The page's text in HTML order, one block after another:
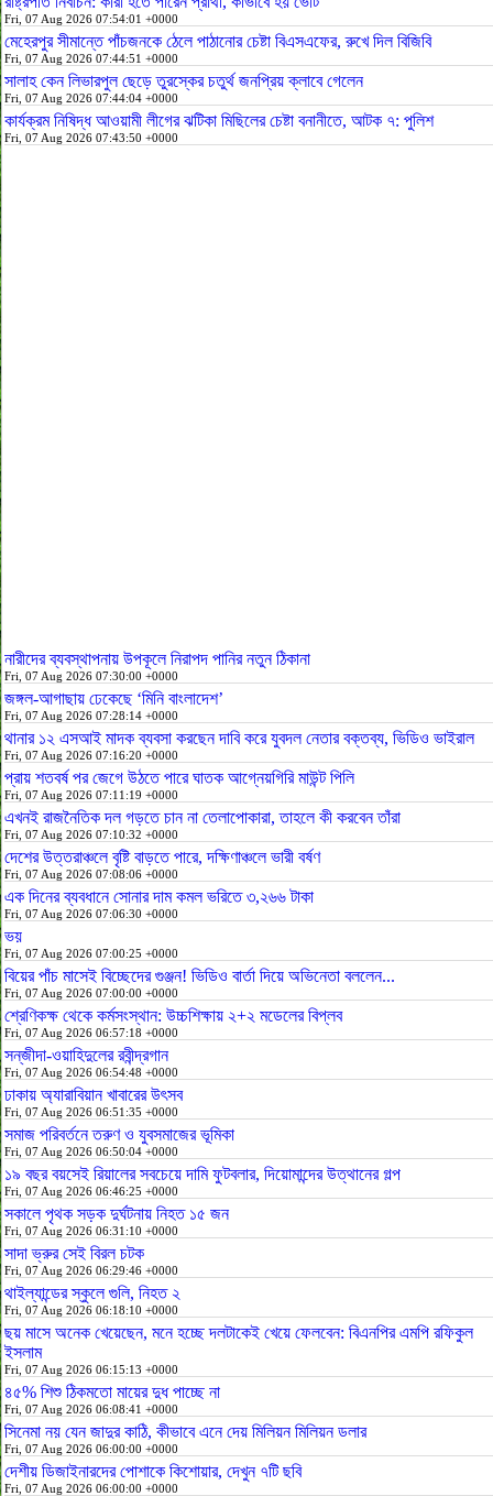
Fri, 07 Aug 2026 07:54:01 +0000
মেহেরপুর সীমান্তে পাঁচজনকে ঠেলে পাঠানোর চেষ্টা বিএসএফের, রুখে দিল বিজিবি
Fri, 07 Aug 2026 07:44:51 +0000
সালাহ কেন লিভারপুল ছেড়ে তুরস্কের চতুর্থ জনপ্রিয় ক্লাবে গেলেন
Fri, 07 Aug 2026 07:44:04 +0000
কার্যক্রম নিষিদ্ধ আওয়ামী লীগের ঝটিকা মিছিলের চেষ্টা বনানীতে, আটক ৭: পুলিশ
Fri, 07 Aug 2026 07:43:50 +0000
নারীদের ব্যবস্থাপনায় উপকূলে নিরাপদ পানির নতুন ঠিকানা
Fri, 07 Aug 2026 07:30:00 +0000
জঙ্গল-আগাছায় ঢেকেছে ‘মিনি বাংলাদেশ’
Fri, 07 Aug 2026 07:28:14 +0000
থানার ১২ এসআই মাদক ব্যবসা করছেন দাবি করে যুবদল নেতার বক্তব্য, ভিডিও ভাইরাল
Fri, 07 Aug 2026 07:16:20 +0000
প্রায় শতবর্ষ পর জেগে উঠতে পারে ঘাতক আগ্নেয়গিরি মাউন্ট পিলি
Fri, 07 Aug 2026 07:11:19 +0000
এখনই রাজনৈতিক দল গড়তে চান না তেলাপোকারা, তাহলে কী করবেন তাঁরা
Fri, 07 Aug 2026 07:10:32 +0000
দেশের উত্তরাঞ্চলে বৃষ্টি বাড়তে পারে, দক্ষিণাঞ্চলে ভারী বর্ষণ
Fri, 07 Aug 2026 07:08:06 +0000
এক দিনের ব্যবধানে সোনার দাম কমল ভরিতে ৩,২৬৬ টাকা
Fri, 07 Aug 2026 07:06:30 +0000
ভয়
Fri, 07 Aug 2026 07:00:25 +0000
বিয়ের পাঁচ মাসেই বিচ্ছেদের গুঞ্জন! ভিডিও বার্তা দিয়ে অভিনেতা বললেন...
Fri, 07 Aug 2026 07:00:00 +0000
শ্রেণিকক্ষ থেকে কর্মসংস্থান: উচ্চশিক্ষায় ২+২ মডেলের বিপ্লব
Fri, 07 Aug 2026 06:57:18 +0000
সন্‌জীদা-ওয়াহিদুলের রবীন্দ্রগান
Fri, 07 Aug 2026 06:54:48 +0000
ঢাকায় অ্যারাবিয়ান খাবারের উৎসব
Fri, 07 Aug 2026 06:51:35 +0000
সমাজ পরিবর্তনে তরুণ ও যুবসমাজের ভূমিকা
Fri, 07 Aug 2026 06:50:04 +0000
১৯ বছর বয়সেই রিয়ালের সবচেয়ে দামি ফুটবলার, দিয়োমান্দের উত্থানের গল্প
Fri, 07 Aug 2026 06:46:25 +0000
সকালে পৃথক সড়ক দুর্ঘটনায় নিহত ১৫ জন
Fri, 07 Aug 2026 06:31:10 +0000
সাদা ভ্রুর সেই বিরল চটক
Fri, 07 Aug 2026 06:29:46 +0000
থাইল্যান্ডের স্কুলে গুলি, নিহত ২
Fri, 07 Aug 2026 06:18:10 +0000
ছয় মাসে অনেক খেয়েছেন, মনে হচ্ছে দলটাকেই খেয়ে ফেলবেন: বিএনপির এমপি রফিকুল
ইসলাম
Fri, 07 Aug 2026 06:15:13 +0000
৪৫% শিশু ঠিকমতো মায়ের দুধ পাচ্ছে না
Fri, 07 Aug 2026 06:08:41 +0000
সিনেমা নয় যেন জাদুর কাঠি, কীভাবে এনে দেয় মিলিয়ন মিলিয়ন ডলার
Fri, 07 Aug 2026 06:00:00 +0000
দেশীয় ডিজাইনারদের পোশাকে কিশোয়ার, দেখুন ৭টি ছবি
Fri, 07 Aug 2026 06:00:00 +0000